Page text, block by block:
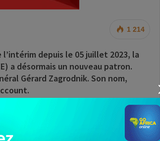
1 214
l’intérim depuis le 05 juillet 2023, la
a désormais un nouveau patron.
Gérard Zagrodnik. Son nom,